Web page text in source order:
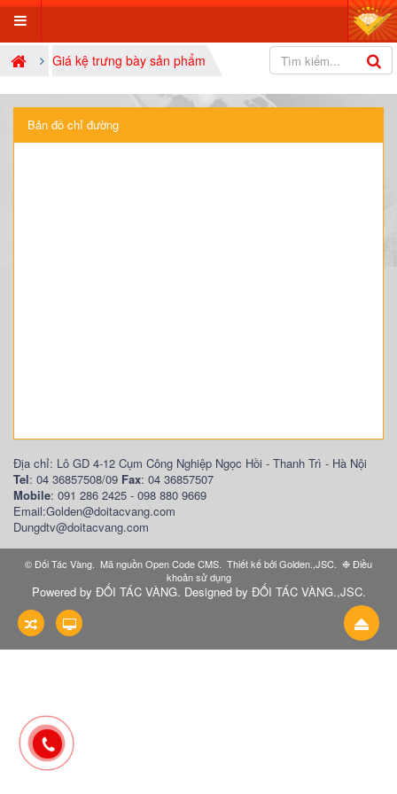
Giá kệ trưng bày sản phẩm
Bản đồ chỉ đường
Địa chỉ: Lô GD 4-12 Cụm Công Nghiệp Ngọc Hồi - Thanh Trì - Hà Nội
Tel: 04 36857508/09 Fax: 04 36857507
Mobile: 091 286 2425 - 098 880 9669
Email:Golden@doitacvang.com
Dungdtv@doitacvang.com
©Đối Tác Vàng Mã nguồnOpen Code CMS Thiết kế bởiGolden.,JSC ❉Điều
khoản sử dụng
Powered by ĐỐI TÁC VÀNG. Designed by ĐỐI TÁC VÀNG.,JSC.